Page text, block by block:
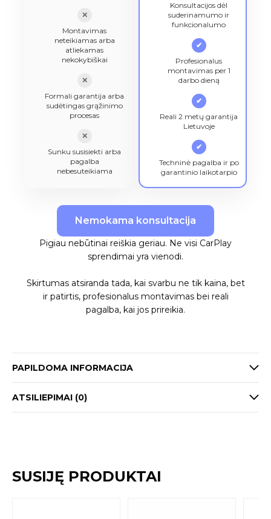
✕
Montavimas
neteikiamas arba
atliekamas
nekokybiškai
✕
Formali garantija arba
sudėtingas grąžinimo
procesas
✕
Sunku susisiekti arba
pagalba
nebesuteikiama
Konsultacijos dėl
suderinamumo ir
funkcionalumo
✔
Profesionalus
montavimas per 1
darbo dieną
✔
Reali 2 metų garantija
Lietuvoje
✔
Techninė pagalba ir po
garantinio laikotarpio
Nemokama konsultacija
Pigiau nebūtinai reiškia geriau. Ne visi CarPlay
sprendimai yra vienodi.
Skirtumas atsiranda tada, kai svarbu ne tik kaina, bet
ir patirtis, profesionalus montavimas bei reali
pagalba, kai jos prireikia.
PAPILDOMA INFORMACIJA
ATSILIEPIMAI (0)
SUSIJĘ PRODUKTAI